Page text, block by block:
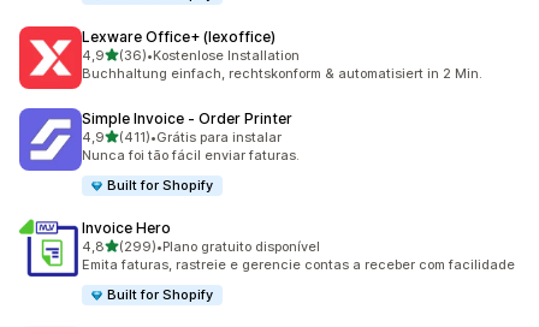
Lexware Office+ (lexoffice)
4,9de 5 estrelas
(36)
36 avaliações ao todo
•Kostenlose Installation
Buchhaltung einfach, rechtskonform & automatisiert in 2 Min.
Simple Invoice ‑ Order Printer
4,9de 5 estrelas
(411)
411 avaliações ao todo
•Grátis para instalar
Nunca foi tão fácil enviar faturas.
Built for Shopify
Invoice Hero
4,8de 5 estrelas
(299)
299 avaliações ao todo
•Plano gratuito disponível
Emita faturas, rastreie e gerencie contas a receber com facilidade
Built for Shopify